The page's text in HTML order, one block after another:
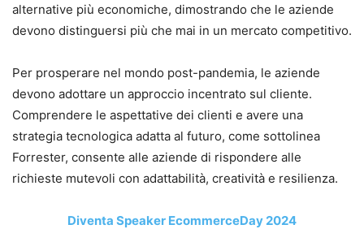
alternative più economiche, dimostrando che le aziende
devono distinguersi più che mai in un mercato competitivo.
Per prosperare nel mondo post-pandemia, le aziende
devono adottare un approccio incentrato sul cliente.
Comprendere le aspettative dei clienti e avere una
strategia tecnologica adatta al futuro, come sottolinea
Forrester, consente alle aziende di rispondere alle
richieste mutevoli con adattabilità, creatività e resilienza.
Diventa Speaker EcommerceDay 2024